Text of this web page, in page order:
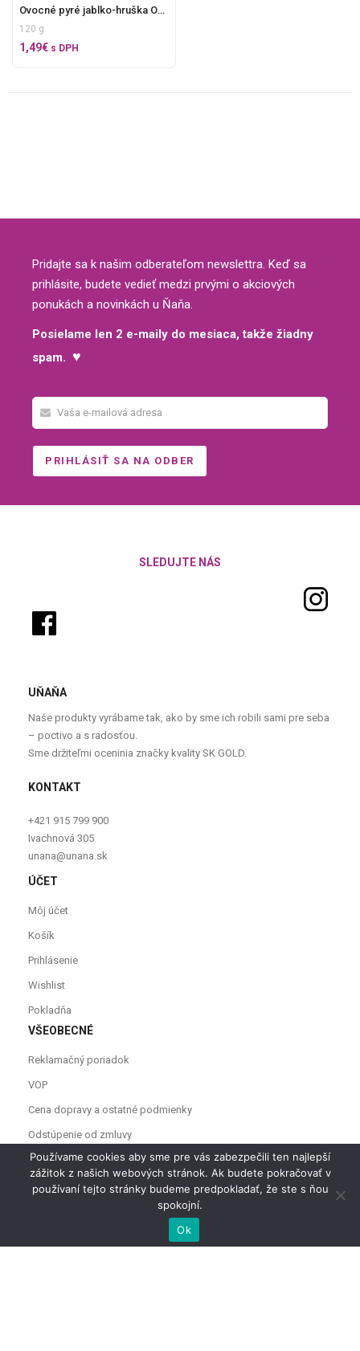
Ovocné pyré jablko-hruška Ovocňák
120 g
1,49€ s DPH
Pridajte sa k našim odberateľom newslettra. Keď sa
prihlásite, budete vedieť medzi prvými o akciových
ponukách a novinkách u Ňaňa.
Posielame len 2 e-maily do mesiaca, takže žiadny
spam. ♥
SLEDUJTE NÁS
UŇAŇA
Naše produkty vyrábame tak, ako by sme ich robili sami pre seba
– poctivo a s radosťou.
Sme držiteľmi oceninia značky kvality SK GOLD.
KONTAKT
+421 915 799 900
Ivachnová 305
unana@unana.sk
ÚČET
Môj účet
Košík
Prihlásenie
Wishlist
Pokladňa
VŠEOBECNÉ
Reklamačný poriadok
VOP
Cena dopravy a ostatné podmienky
Odstúpenie od zmluvy
Používame cookies aby sme pre vás zabezpečili ten najlepší
zážitok z našich webových stránok. Ak budete pokračovať v
používaní tejto stránky budeme predpokladať, že ste s ňou
spokojní.
Ok